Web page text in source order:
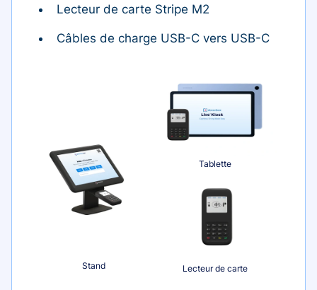
Lecteur de carte Stripe M2
Câbles de charge USB-C vers USB-C
Stand
Tablette
Lecteur de carte